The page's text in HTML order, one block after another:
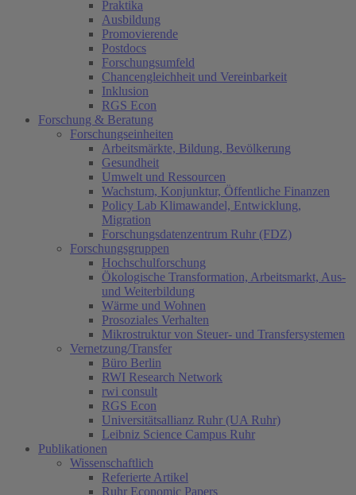
Praktika
Ausbildung
Promovierende
Postdocs
Forschungsumfeld
Chancengleichheit und Vereinbarkeit
Inklusion
RGS Econ
Forschung & Beratung
Forschungseinheiten
Arbeitsmärkte, Bildung, Bevölkerung
Gesundheit
Umwelt und Ressourcen
Wachstum, Konjunktur, Öffentliche Finanzen
Policy Lab Klimawandel, Entwicklung,
Migration
Forschungsdatenzentrum Ruhr (FDZ)
Forschungsgruppen
Hochschulforschung
Ökologische Transformation, Arbeitsmarkt, Aus-
und Weiterbildung
Wärme und Wohnen
Prosoziales Verhalten
Mikrostruktur von Steuer- und Transfersystemen
Vernetzung/Transfer
Büro Berlin
RWI Research Network
rwi consult
RGS Econ
Universitätsallianz Ruhr (UA Ruhr)
Leibniz Science Campus Ruhr
Publikationen
Wissenschaftlich
Referierte Artikel
Ruhr Economic Papers